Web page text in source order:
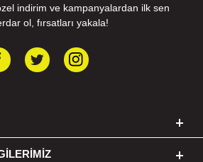
indirim ve kampanyalardan ilk sen
ol, fırsatları yakala!